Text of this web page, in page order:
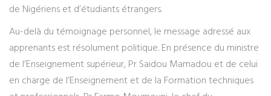
de Nigériens et d’étudiants étrangers.
Au-delà du témoignage personnel, le message adressé aux
apprenants est résolument politique. En présence du ministre
de l’Enseignement supérieur, Pr Saidou Mamadou et de celui
en charge de l’Enseignement et de la Formation techniques